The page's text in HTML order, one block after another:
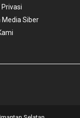
Privasi
Media Siber